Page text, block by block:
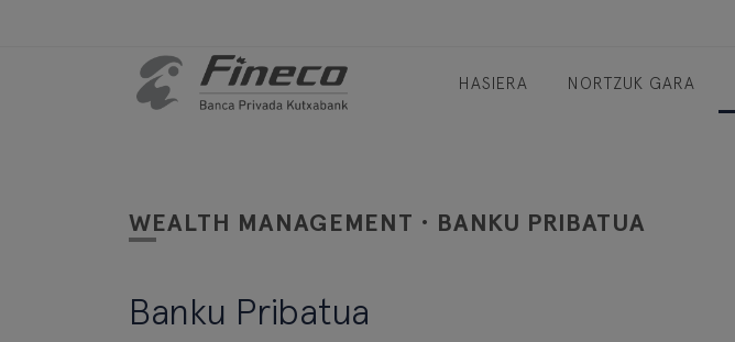
HASIERA NORTZUK GARA
WEALTH MANAGEMENT · BANKU PRIBATUA
Banku Pribatua